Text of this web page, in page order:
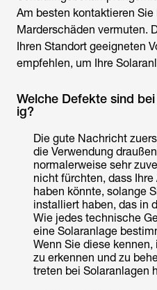
Am besten kontaktieren
Marderschäden vermuten.
Ihren Standort geeigneten
empfehlen, um Ihre
Welche Defekte sind
ig?
Die gute Nachricht
die Verwendung
normalerweise sehr
nicht fürchten, dass
haben könnte, solange
installiert haben, das in
Wie jedes technische
eine Solaranlage
Wenn Sie diese
zu erkennen und zu
treten bei Solaranlagen